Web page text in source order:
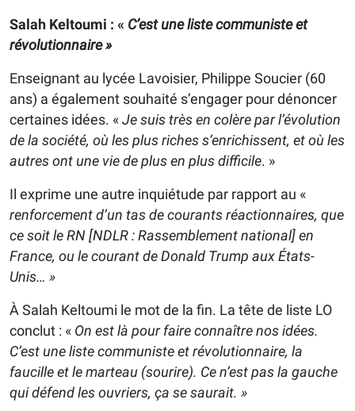
Salah Keltoumi : « C’est une liste communiste et
révolutionnaire »
Enseignant au lycée Lavoisier, Philippe Soucier (60
ans) a également souhaité s’engager pour dénoncer
certaines idées. «Je suis très en colère par l’évolution
de la société, où les plus riches s’enrichissent, et où les
autres ont une vie de plus en plus difficile. »
Il exprime une autre inquiétude par rapport au «
renforcement d’un tas de courants réactionnaires, que
ce soit le RN [NDLR : Rassemblement national] en
France, ou le courant de Donald Trump aux États-
Unis… »
À Salah Keltoumi le mot de la fin. La tête de liste LO
conclut : « On est là pour faire connaître nos idées.
C’est une liste communiste et révolutionnaire, la
faucille et le marteau (sourire). Ce n’est pas la gauche
qui défend les ouvriers, ça se saurait. »